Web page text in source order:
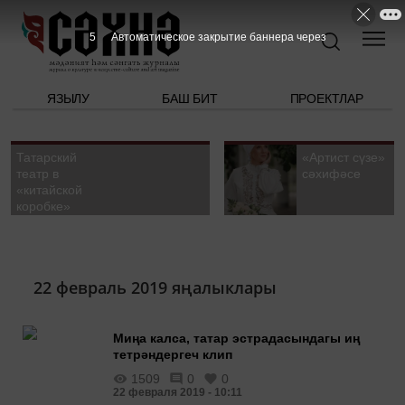
ЯЗЫЛУ БАШ БИТ ПРОЕКТЛАР
Татарский
театр в
«китайской
коробке»
«Артист сүзе»
сәхифәсе
22 февраль 2019 яңалыклары
Миңа калса, татар эстрадасындагы иң
тетрәндергеч клип
1509
0 0
22 февраля 2019 - 10:11
5 Автоматическое закрытие баннера через